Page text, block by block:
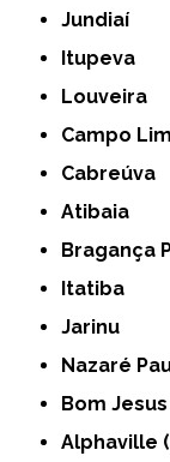
Jundiaí
Itupeva
Louveira
Campo
Cabreúva
Atibaia
Bragança
Itatiba
Jarinu
Nazaré
Bom